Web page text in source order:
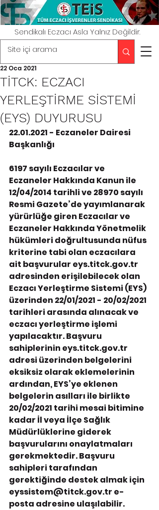
Sendikalı Eczacı Asla Yalnız Değildir.
TİTCK: ECZACI
YERLEŞTİRME SİSTEMİ
(EYS) DUYURUSU
22 Oca 2021
22.01.2021 - Eczaneler Dairesi
Başkanlığı
6197 sayılı Eczacılar ve
Eczaneler Hakkında Kanun ile
12/04/2014 tarihli ve 28970 sayılı
Resmi Gazete’de yayımlanarak
yürürlüğe giren Eczacılar ve
Eczaneler Hakkında Yönetmelik
hükümleri doğrultusunda nüfus
kriterine tabi olan eczacılara
ait başvurular eys.titck.gov.tr
adresinden erişilebilecek olan
Eczacı Yerleştirme Sistemi (EYS)
üzerinden 22/01/2021 - 20/02/2021
tarihleri arasında alınacak ve
eczacı yerleştirme işlemi
yapılacaktır. Başvuru
sahiplerinin eys.titck.gov.tr
adresi üzerinden belgelerini
eksiksiz olarak eklemelerinin
ardından, EYS’ye eklenen
belgelerin asılları ile birlikte
20/02/2021 tarihi mesai bitimine
kadar İl veya İlçe Sağlık
Müdürlüklerine giderek
başvurularını onaylatmaları
gerekmektedir. Başvuru
sahipleri tarafından
gerektiğinde destek almak için
eyssistem@titck.gov.tr e-
posta adresine ulaşılabilir.